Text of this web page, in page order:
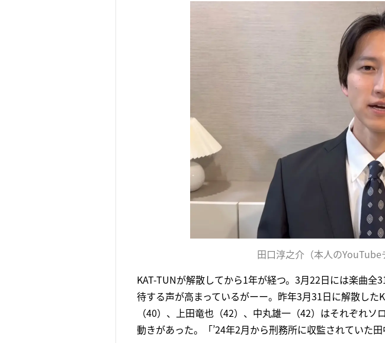
田口淳之介（本人のYouTube
KAT-TUNが解散してから1年が経つ。3月22日には楽曲
待する声が高まっているがーー。昨年3月31日に解散し
（40）、上田竜也（42）、中丸雄一（42）はそれぞれ
動きがあった。「’24年2月から刑務所に収監されていた